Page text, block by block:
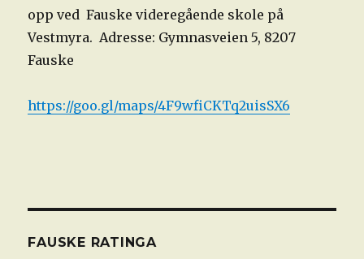
opp ved Fauske videregående skole på
Vestmyra. Adresse: Gymnasveien 5, 8207
Fauske
https://goo.gl/maps/4F9wfiCKTq2uisSX6
FAUSKE RATINGA